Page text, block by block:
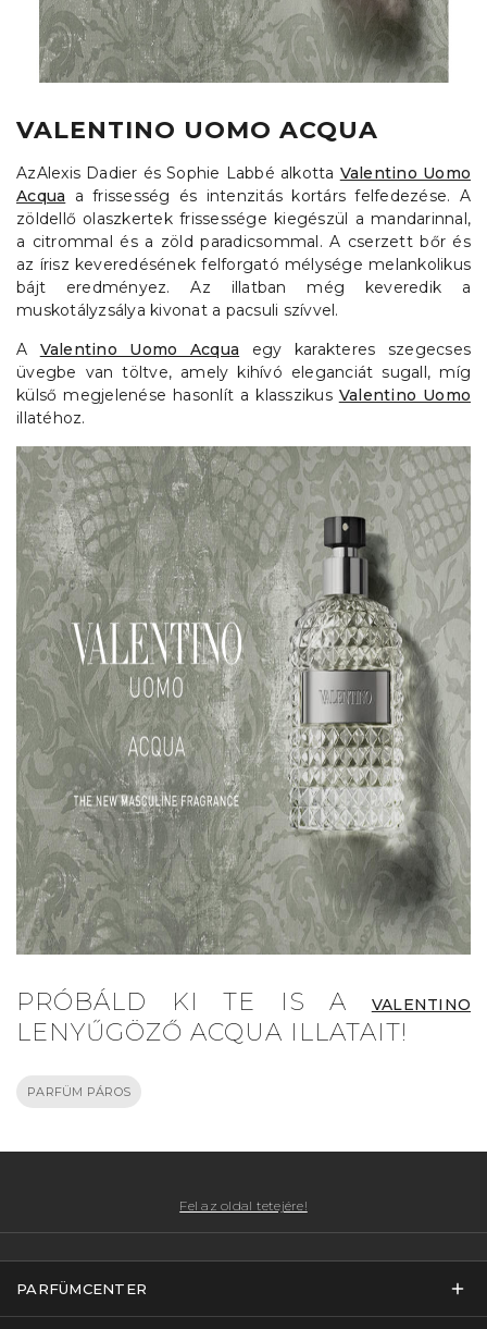
VALENTINO UOMO ACQUA
AzAlexis Dadier és Sophie Labbé alkotta Valentino Uomo
Acqua a frissesség és intenzitás kortárs felfedezése. A
zöldellő olaszkertek frissessége kiegészül a mandarinnal,
a citrommal és a zöld paradicsommal. A cserzett bőr és
az írisz keveredésének felforgató mélysége melankolikus
bájt eredményez. Az illatban még keveredik a
muskotályzsálya kivonat a pacsuli szívvel.
A Valentino Uomo Acqua egy karakteres szegecses
üvegbe van töltve, amely kihívó eleganciát sugall, míg
külső megjelenése hasonlít a klasszikus Valentino Uomo
illatéhoz.
PRÓBÁLD KI TE IS A VALENTINO
LENYŰGÖZŐ ACQUA ILLATAIT!
PARFÜM PÁROS
Fel az oldal tetejére!
PARFÜMCENTER